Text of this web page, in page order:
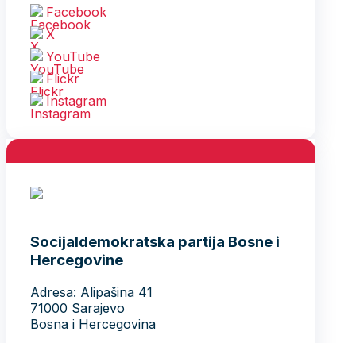
Facebook
X
YouTube
Flickr
Instagram
Socijaldemokratska partija Bosne i
Hercegovine
Adresa: Alipašina 41
71000 Sarajevo
Bosna i Hercegovina